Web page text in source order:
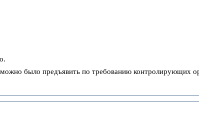
было предъявить по требованию контролирующих